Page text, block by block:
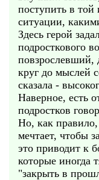
поступить в
ситуации,
Здесь герой
подросткового
повзрослевший,
круг до мыслей
сказала -
Наверное, есть
подростков
Но, как
мечтает, чтобы
это приводит к
которые иногда
"закрыть в